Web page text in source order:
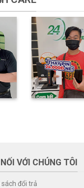
VỚI CHÚNG TÔI
sách đổi trả